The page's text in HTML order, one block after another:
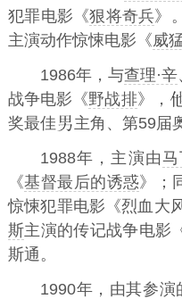
犯罪电影《狠将奇兵》
主演动作惊悚电影《威
1986年，与查理·辛
战争电影《野战排》，
奖最佳
主角、第59届
1988年，主演由
《基督最后的诱惑》；
惊悚犯罪电影《烈血大
斯主演的传记战争电影
斯通。
1990年，由其参